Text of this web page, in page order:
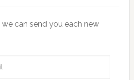
can send you each new